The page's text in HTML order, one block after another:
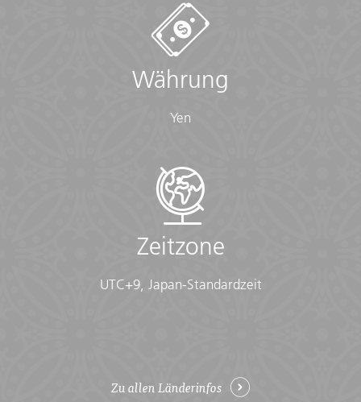
Währung
Yen
Zeitzone
UTC+9, Japan-Standardzeit
Zu allen Länderinfos